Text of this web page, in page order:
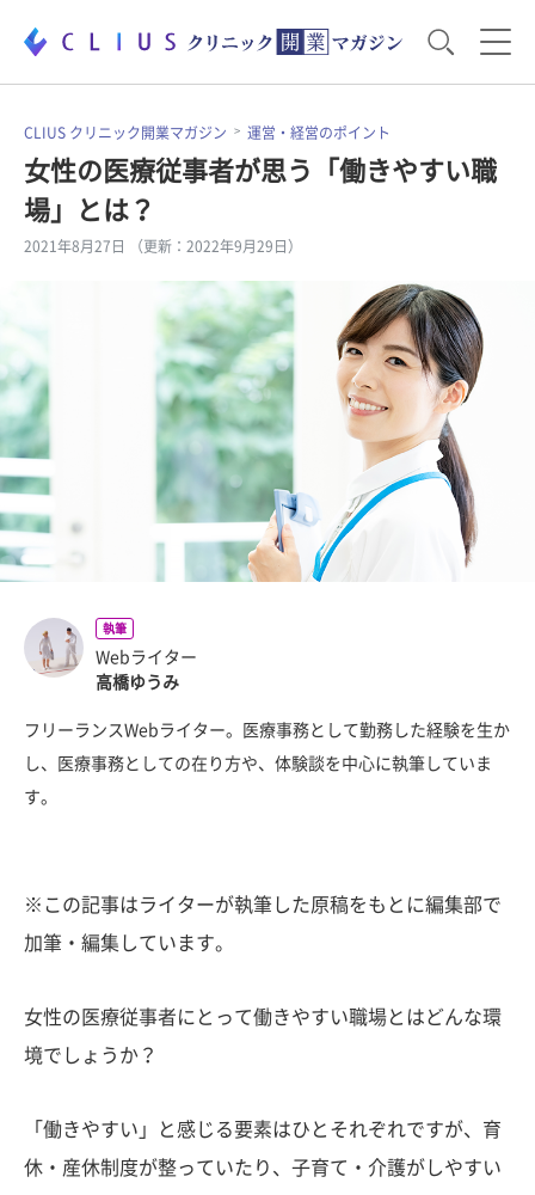
お役立ち資料 運営・経営のポイント
開業医のリアル
医療機器・事務機器
集患のコツ セミナー
CLIUS クリニック開業マガジン 運営・経営のポイント
女性の医療従事者が思う「働きやすい職
場」とは？
2021年8月27日 （更新：2022年9月29日）
執筆
Webライター
高橋ゆうみ
フリーランスWebライター。医療事務として勤務した経験を生か
し、医療事務としての在り方や、体験談を中心に執筆していま
す。
※この記事はライターが執筆した原稿をもとに編集部で
加筆・編集しています。
女性の医療従事者にとって働きやすい職場とはどんな環
境でしょうか？
「働きやすい」と感じる要素はひとそれぞれですが、育
休・産休制度が整っていたり、子育て・介護がしやすい